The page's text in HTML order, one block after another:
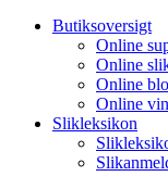
Butiksoversigt
Online
Online
Online
Online
Slikleksikon